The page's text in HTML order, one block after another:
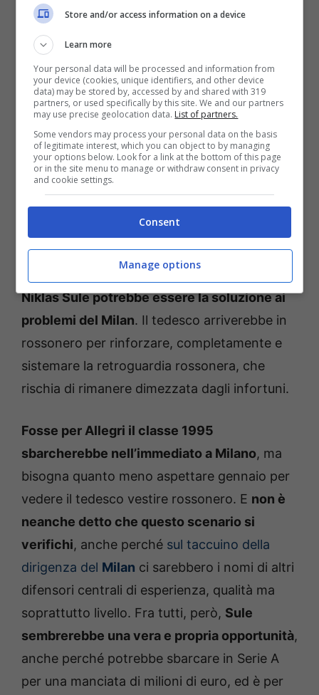
problemi del Milan potrebbe arrivare (quasi)
notizie, infatti, a gennaio
allacciare i rapporti con il Borussia
Dortmund per il difensore centrale Niklas
Sule, classe 1995 in scadenza il prossimo
giugno ed oramai totalmente ai margini del
progetto tecnico e sportivo del club
Ecco la soluzione ai problemi
del Milan
Niklas Sule potrebbe essere la soluzione ai
problemi del Milan. Il tedesco arriverebbe in
rossonero per rinforzare, completamente e
sistemare la retroguardia rossonera, che
rischia di rimanere dimezzata dagli infortuni.
Fosse per Allegri il classe 1995
sbarcherebbe nell’immediato a Milano, ma
bisogna quanto meno aspettare gennaio per
vedere il tedesco vestire rossonero. E non è
neanche detto che questo scenario si
verifichi, anche perché sul taccuino della
dirigenza del Milan ci sarebbero i nomi di altri
difensori centrali di esperienza, qualità ma
soprattutto livello. Fra tutti, però, Sule
sembrerebbe una vera e propria opportunità,
anche perché potrebbe sbarcare in Serie A
per una manciata di milioni di euro, ed è per
Store and/or access information on a device
Learn more
Your personal data will be processed and information from
your device (cookies, unique identifiers, and other device
data) may be stored by, accessed by and shared with 319
partners, or used specifically by this site. We and our partners
may use precise geolocation data. List of partners.
Some vendors may process your personal data on the basis
of legitimate interest, which you can object to by managing
your options below. Look for a link at the bottom of this page
or in the site menu to manage or withdraw consent in privacy
and cookie settings.
Consent
Manage options